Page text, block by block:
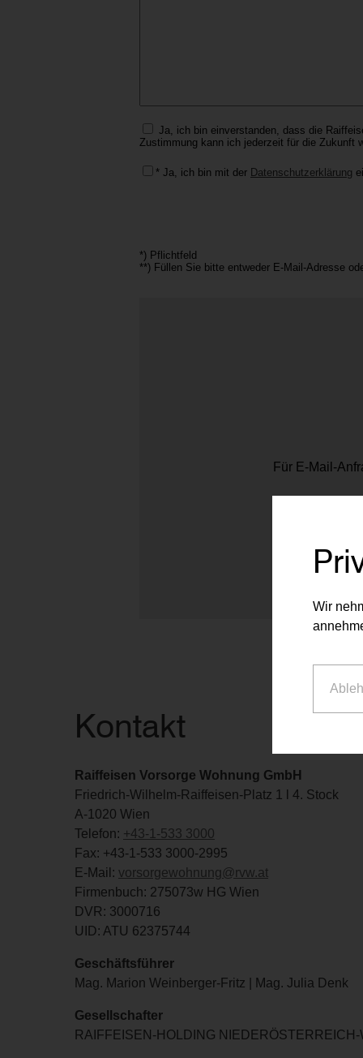
Ja, ich bin einverstanden, dass die
Zustimmung kann ich jederzeit für die Zukunft
* Ja, ich bin mit der Datenschutzerklärung
*) Pflichtfeld
**) Füllen Sie bitte entweder E-Mail-Adresse
Für E-Mail-
Kontakt
Raiffeisen Vorsorge Wohnung GmbH
Friedrich-Wilhelm-Raiffeisen-Platz 1 l 4. Stock
A-1020 Wien
Telefon: +43-1-533 3000
Fax: +43-1-533 3000-2995
E-Mail: vorsorgewohnung@rvw.at
Firmenbuch: 275073w HG Wien
DVR: 3000716
UID: ATU 62375744
Geschäftsführer
Mag. Marion Weinberger-Fritz | Mag. Julia Denk
Gesellschafter
RAIFFEISEN-HOLDING
Wir